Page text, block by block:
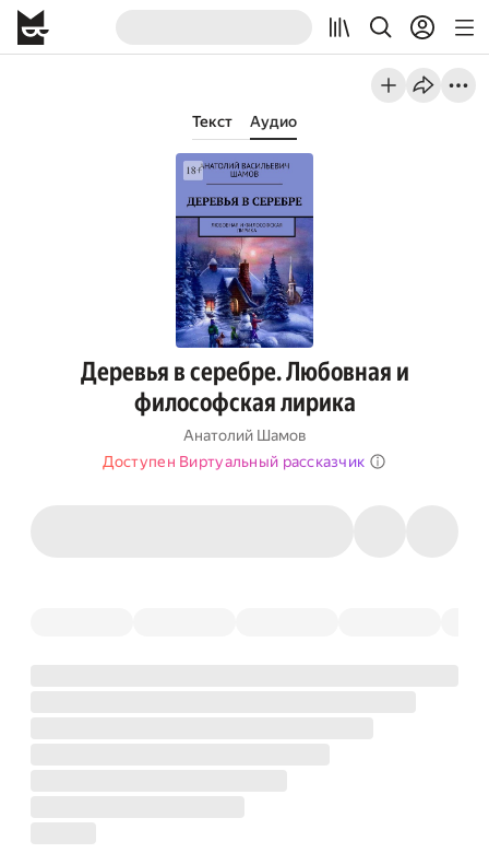
Текст Аудио
Деревья в серебре. Любовная и
философская лирика
Анатолий Шамов
Доступен Виртуальный рассказчик